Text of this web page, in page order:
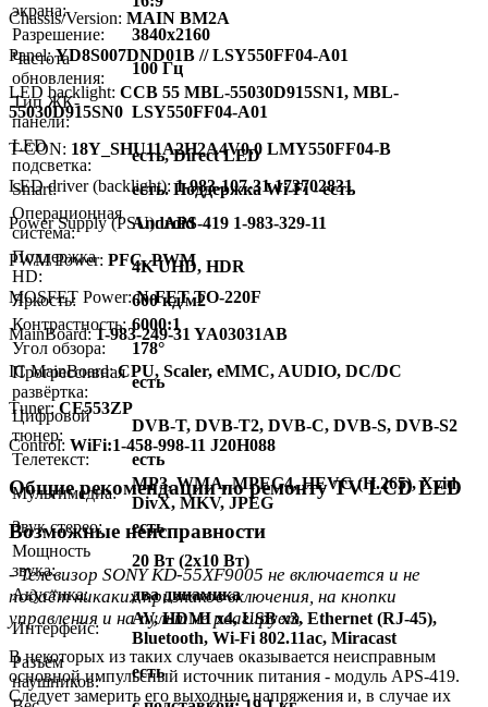
экрана:
Разрешение:
3840x2160
Частота
обновления:
100 Гц
Тип ЖК-
панели:
LSY550FF04-A01
LED
подсветка:
есть, Direct LED
Smart:
есть. Поддержка Wi-Fi - есть
Операционная
система:
Android
Поддержка
HD:
4K UHD, HDR
Яркость:
600 кд/м2
Контрастность: 6000:1
Угол обзора:
178°
Прогрессивная
развёртка:
есть
Цифровой
тюнер:
DVB-T, DVB-T2, DVB-C, DVB-S, DVB-S2
Телетекст:
есть
Мультимедиа:
MP3, WMA, MPEG4, HEVC (H.265), Xvid,
DivX, MKV, JPEG
Звук стерео:
есть
Мощность
звука:
20 Вт (2х10 Вт)
Акустика:
два динамика
Интерфейс:
AV, HDMI x4, USB x3, Ethernet (RJ-45),
Bluetooth, Wi-Fi 802.11ac, Miracast
Разъём
наушников:
есть
Chassis/Version: MAIN BM2A
Panel:YD8S007DND01B // LSY550FF04-A01
LED backlight: CCB 55 MBL-55030D915SN1, MBL-
55030D915SN0
T-CON: 18Y_SHU11A2H2A4V0.0 LMY550FF04-B
LED driver (backlight):1-983-107-31 173702831
Power Supply (PSU):APS-419 1-983-329-11
PWM Power: PFC, PWM
MOSFET Power:N-FET TO-220F
MainBoard:1-983-249-31 YA03031AB
IC MainBoard:CPU, Scaler, eMMC, AUDIO, DC/DC
Тuner: CE553ZP
Control: WiFi:1-458-998-11 J20H088
Общие рекомендации по ремонту TV LCD LED
Возможные неисправности
- Телевизор SONY KD-55XF9005 не включается и не
подаёт никаких признаков включения, на кнопки
управления и на пульт не реагирует.
В некоторых из таких случаев оказывается неисправным
основной импульсный источник питания - модуль APS-419.
Следует замерить его выходные напряжения и, в случае их